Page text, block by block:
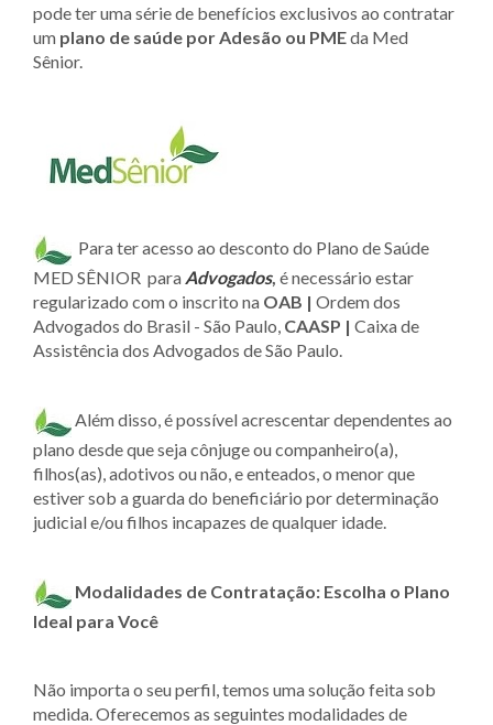
pode ter uma série de benefícios exclusivos ao contratar
um plano de saúde por Adesão ou PMEda Med
Sênior.
Para ter acesso ao desconto do Plano de Saúde
MED SÊNIOR para Advogados, é necessário estar
regularizado com o inscrito na OAB | Ordem dos
Advogados do Brasil - São Paulo, CAASP | Caixa de
Assistência dos Advogados de São Paulo.
Além disso, é possível acrescentar dependentes ao
plano desde que seja cônjuge ou companheiro(a),
filhos(as), adotivos ou não, e enteados, o menor que
estiver sob a guarda do beneficiário por determinação
judicial e/ou filhos incapazes de qualquer idade.
Modalidades de Contratação: Escolha o Plano
Ideal para Você
Não importa o seu perfil, temos uma solução feita sob
medida. Oferecemos as seguintes modalidades de